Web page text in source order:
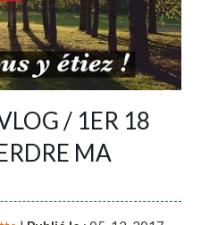
/ 1ER 18
MA